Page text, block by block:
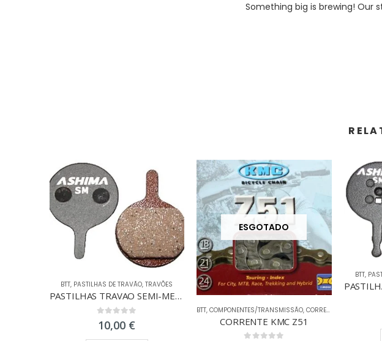
Something big is brewing! Our
BTT, PASTILHAS DE TRAVÃO,TRAVÕES
PASTILHAS TRAVAO SEMI-METAL MAGURA LOUISE
10,00 €
ESGOTADO
BTT,COMPONENTES/TRANSMISSÃO,CORRENTES
CORRENTE KMC Z51
BTT,